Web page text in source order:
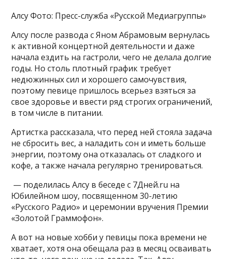
Алсу Фото: Пресс-служба «Русской Медиагруппы»
Алсу после развода с Яном Абрамовым вернулась
к активной концертной деятельности и даже
начала ездить на гастроли, чего не делала долгие
годы. Но столь плотный график требует
недюжинных сил и хорошего самочувствия,
поэтому певице пришлось всерьез взяться за
свое здоровье и ввести ряд строгих ограничений,
в том числе в питании.
Артистка рассказала, что перед ней стояла задача
не сбросить вес, а наладить сон и иметь больше
энергии, поэтому она отказалась от сладкого и
кофе, а также начала регулярно тренироваться.
— поделилась Алсу в беседе с 7Дней.ru на
Юбилейном шоу, посвященном 30-летию
«Русского Радио» и церемонии вручения Премии
«Золотой Граммофон».
А вот на новые хобби у певицы пока времени не
хватает, хотя она обещала раз в месяц осваивать